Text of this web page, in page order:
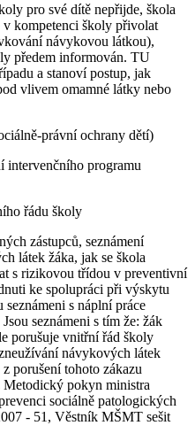
pro své dítě nepřijde, škola
v kompetenci školy přivolat
návykovou látkou),
předem informován. TU
a stanoví postup, jak
vlivem omamné látky nebo
právní ochrany dětí)
intervenčního programu
řádu školy
zástupců, seznámení
látek žáka, jak se škola
s rizikovou třídou v preventivní
ke spolupráci při výskytu
s náplní práce
seznámeni s tím že: žák
porušuje vnitřní řád školy
návykových látek
porušení tohoto zákazu
pokyn ministra
sociálně patologických
- 51, Věstník MŠMT sešit